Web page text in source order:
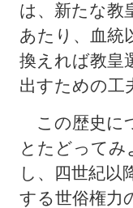
は、新たな教
あたり、血統
換えれば教皇
出すための工
この歴史に
とたどってみ
し、四世紀以
する世俗権力